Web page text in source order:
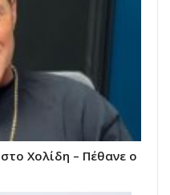
Χολίδη – Πέθανε ο